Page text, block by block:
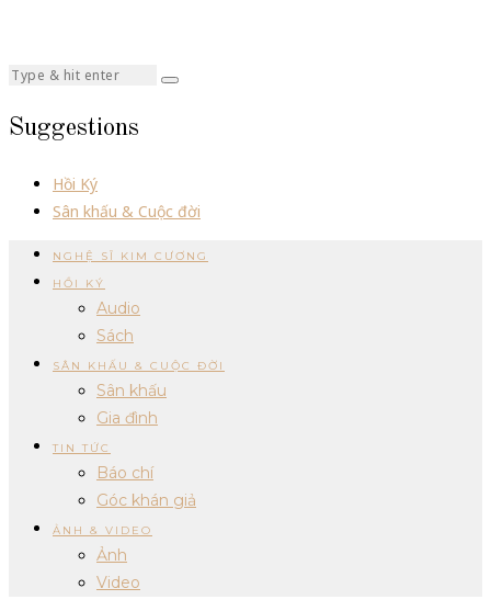
Suggestions
Hồi Ký
Sân khấu & Cuộc đời
NGHỆ SĨ KIM CƯƠNG
HỒI KÝ
Audio
Sách
SÂN KHẤU & CUỘC ĐỜI
Sân khấu
Gia đình
TIN TỨC
Báo chí
Góc khán giả
ẢNH & VIDEO
Ảnh
Video